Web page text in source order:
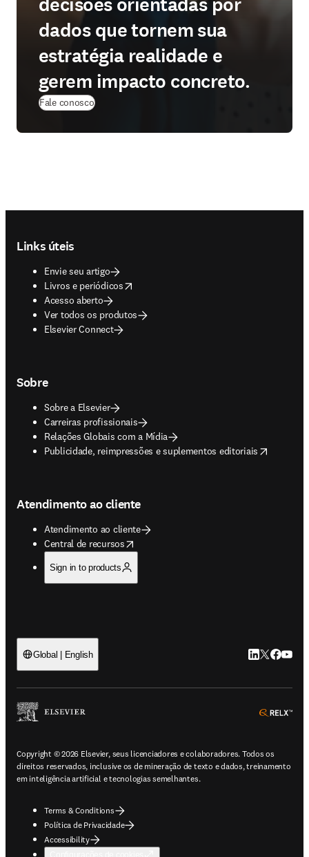
dados que tornem sua
estratégia realidade e
gerem impacto concreto.
Fale conosco
Links úteis
Envie seu artigo
Livros e periódicos
opens in new tab/window
Acesso aberto
Ver todos os produtos
Elsevier Connect
Sobre
Sobre a Elsevier
Carreiras profissionais
Relações Globais com a Mídia
Publicidade, reimpressões e suplementos editoriais
opens in new tab/window
Atendimento ao cliente
Atendimento ao cliente
Central de recursos
opens in new tab/window
Sign in to products
Global | English LinkedIn abre
Twitter
Copyright © 2026 Elsevier, seus licenciadores e colaboradores. Todos os
direitos reservados, inclusive os de mineração de texto e dados, treinamento
em inteligência artificial e tecnologias semelhantes.
Terms & Conditions
Política de Privacidade
Accessibility